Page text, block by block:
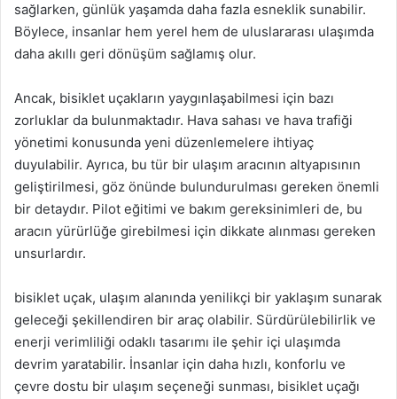
sağlarken, günlük yaşamda daha fazla esneklik sunabilir.
Böylece, insanlar hem yerel hem de uluslararası ulaşımda
daha akıllı geri dönüşüm sağlamış olur.
Ancak, bisiklet uçakların yaygınlaşabilmesi için bazı
zorluklar da bulunmaktadır. Hava sahası ve hava trafiği
yönetimi konusunda yeni düzenlemelere ihtiyaç
duyulabilir. Ayrıca, bu tür bir ulaşım aracının altyapısının
geliştirilmesi, göz önünde bulundurulması gereken önemli
bir detaydır. Pilot eğitimi ve bakım gereksinimleri de, bu
aracın yürürlüğe girebilmesi için dikkate alınması gereken
unsurlardır.
bisiklet uçak, ulaşım alanında yenilikçi bir yaklaşım sunarak
geleceği şekillendiren bir araç olabilir. Sürdürülebilirlik ve
enerji verimliliği odaklı tasarımı ile şehir içi ulaşımda
devrim yaratabilir. İnsanlar için daha hızlı, konforlu ve
çevre dostu bir ulaşım seçeneği sunması, bisiklet uçağı